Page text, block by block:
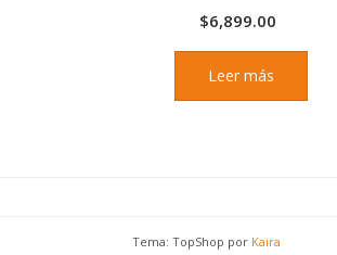
$6,899.00
Leer más
Tema: TopShop por Kaira